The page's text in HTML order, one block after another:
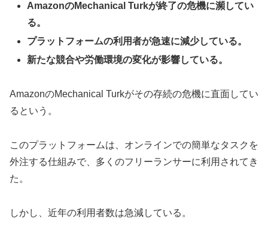
AmazonのMechanical Turkが終了の危機に瀕してい
る。
プラットフォームの利用者が急速に減少している。
新たな競合や労働環境の変化が影響している。
AmazonのMechanical Turkがその存続の危機に直面してい
るという。
このプラットフォームは、オンラインでの簡単なタスクを
外注する仕組みで、多くのフリーランサーに利用されてき
た。
しかし、近年の利用者数は急減している。